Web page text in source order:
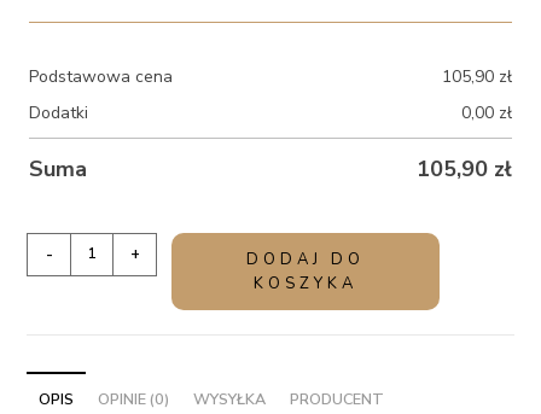
Podstawowa cena 105,90 zł
Dodatki
0,00 zł
Suma 105,90 zł
Oryginalny
Ojca
- +
DODAJ DO
KOSZYKA
OPIS OPINIE (0) WYSYŁKA PRODUCENT